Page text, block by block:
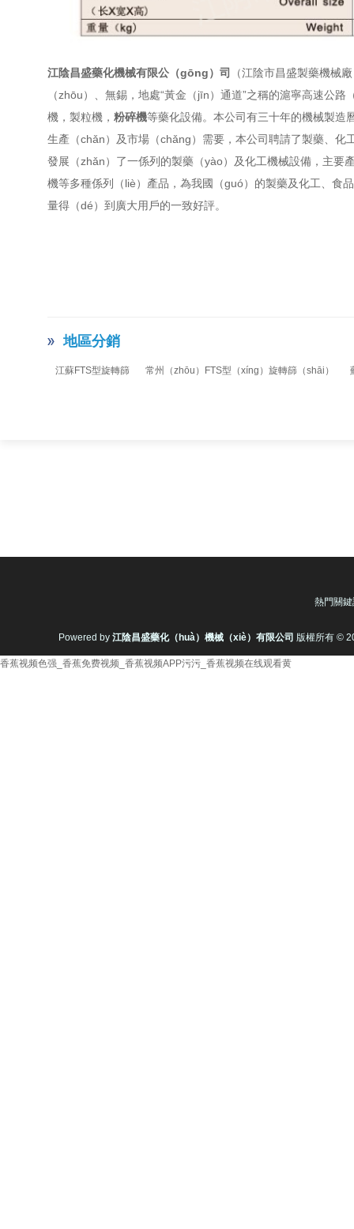
江陰昌盛藥化機械有限公（gōng）司
（江陰市昌盛製藥機械
（zhōu）、無錫，地處“黃金（jīn）通道”之稱的滬寧高速公
機 ，製粒機， 粉碎機等藥化設備。本公司有三十年的機械製造
生產（chǎn）及市場（chǎng）需要，本公司聘請了製藥、
發展（zhǎn）了一係列的製藥（yào）及化工機械設備，主要
機等多種係列（liè）產品，為我國（guó）的製藥及化工、食
量得（dé）到廣大用戶的一致好評。
地區分銷
江蘇FTS型旋轉篩 常州（zhōu）FTS型（xíng）旋轉篩（shāi）
熱門關
Powered by 江陰昌盛藥化（huà）機械（xiè）有限公司 版權所有 ©
香蕉视频色强_香蕉免费视频_香蕉视频APP污污_香蕉视频在线观看黄